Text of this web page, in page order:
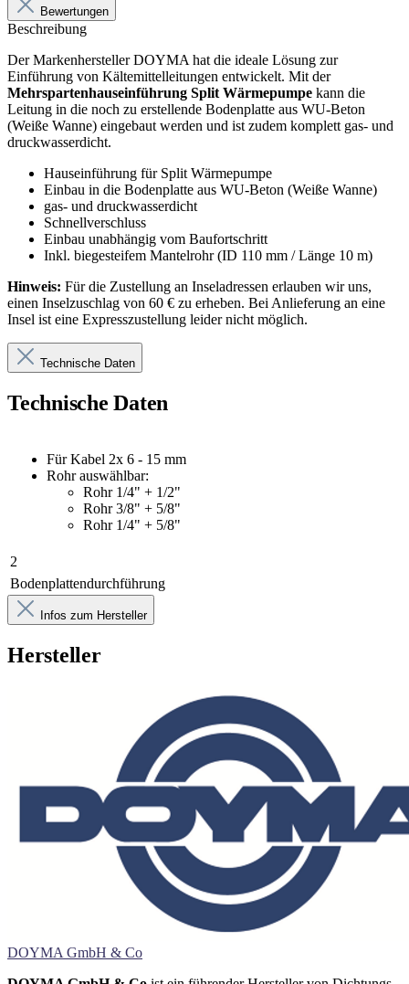
Bewertungen
Beschreibung
Der Markenhersteller DOYMA hat die ideale Lösung zur
Einführung von Kältemittelleitungen entwickelt. Mit der
Mehrspartenhauseinführung Split Wärmepumpe kann die
Leitung in die noch zu erstellende Bodenplatte aus WU-Beton
(Weiße Wanne) eingebaut werden und ist zudem komplett gas- und
druckwasserdicht.
Hauseinführung für Split Wärmepumpe
Einbau in die Bodenplatte aus WU-Beton (Weiße Wanne)
gas- und druckwasserdicht
Schnellverschluss
Einbau unabhängig vom Baufortschritt
Inkl. biegesteifem Mantelrohr (ID 110 mm / Länge 10 m)
Hinweis: Für die Zustellung an Inseladressen erlauben wir uns,
einen Inselzuschlag von 60 € zu erheben. Bei Anlieferung an eine
Insel ist eine Expresszustellung leider nicht möglich.
Technische Daten
Technische Daten
Für Kabel 2x 6 - 15 mm
Rohr auswählbar:
Rohr 1/4" + 1/2"
Rohr 3/8" + 5/8"
Rohr 1/4" + 5/8"
2
Bodenplattendurchführung
Infos zum Hersteller
Hersteller
DOYMA GmbH & Co